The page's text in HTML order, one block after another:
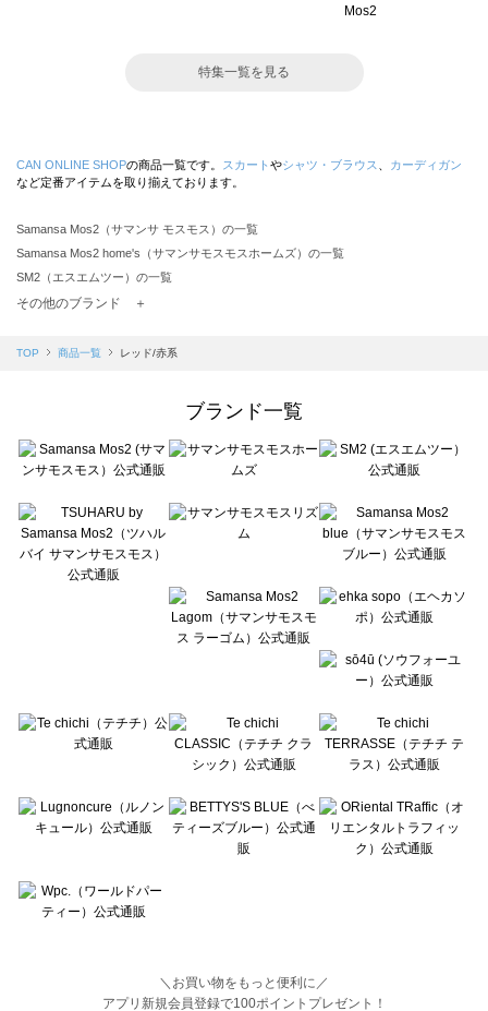
特集一覧を見る
CAN ONLINE SHOPの商品一覧です。 スカート やシャツ・ブラウス
カーディガン
など定番アイテムを取り揃えております。
Samansa Mos2（サマンサ モスモス）の一覧
Samansa Mos2 home's（サマンサモスモスホームズ）の一覧
SM2（エスエムツー）の一覧
TSUHARU by Samansa Mos2（ツハルバイサマンサモスモス）の一覧
Samansa Mos2 blue（サマンサモスモス ブルー）の一覧
Te chichi（テチチ）の一覧
Te chichi CLASSIC（テチチ クラシック）の一覧
Lugnoncure（ルノンキュール）の一覧
BETTY'S BLUE（べティーズブルー）の一覧
Wpc.（ワールドパーティー）の一覧
その他のブランド ＋
TOP 商品一覧 レッド/赤系
ブランド一覧
＼お買い物をもっと便利に／
アプリ新規会員登録で100ポイントプレゼント！